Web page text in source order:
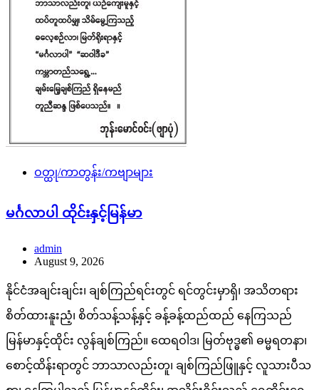
ဝတ္ထု/ကာတွန်း/ကဗျာများ
မင်္ဂလာပါ ထိုင်းနှင့်မြန်မာ
admin
August 9, 2026
နိုင်ငံအချင်းချင်း၊ ချစ်ကြည်ရင်းတွင် ရင်တွင်းမှာရှိ၊ အသိတရား
စိတ်ထားနူးညံ့၊ စိတ်သန့်သန့်နှင့် ခန့်ခန့်ထည်ထည် နေကြသည်
မြန်မာနှင့်ထိုင်း လွန်ချစ်ကြည်။ ထေရဝါဒ၊ မြတ်ဗုဒ္ဓ၏ ဓမ္မရတနာ၊
စောင့်ထိန်းရာတွင် ဘာသာလည်းတူ၊ ချစ်ကြည်ဖြူနှင့် လူသားပီသ